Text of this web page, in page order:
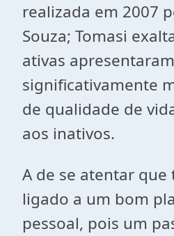
realizada em 2007
Souza; Tomasi
ativas apresentaram
significativamente
de qualidade de
aos inativos.
A de se atentar
ligado a um bom
pessoal, pois um